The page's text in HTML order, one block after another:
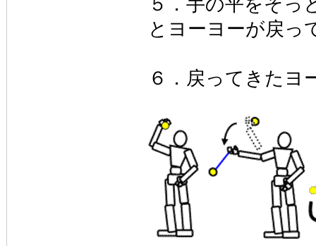
とヨーヨーが戻っ
６．戻ってきたヨ